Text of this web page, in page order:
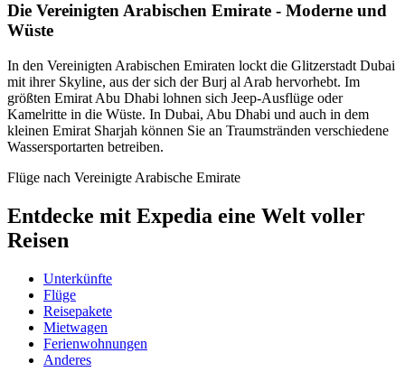
Die Vereinigten Arabischen Emirate - Moderne und
Wüste
In den Vereinigten Arabischen Emiraten lockt die Glitzerstadt Dubai
mit ihrer Skyline, aus der sich der Burj al Arab hervorhebt. Im
größten Emirat Abu Dhabi lohnen sich Jeep-Ausflüge oder
Kamelritte in die Wüste. In Dubai, Abu Dhabi und auch in dem
kleinen Emirat Sharjah können Sie an Traumstränden verschiedene
Wassersportarten betreiben.
Flüge nach Vereinigte Arabische Emirate
Entdecke mit Expedia eine Welt voller
Reisen
Unterkünfte
Flüge
Reisepakete
Mietwagen
Ferienwohnungen
Anderes